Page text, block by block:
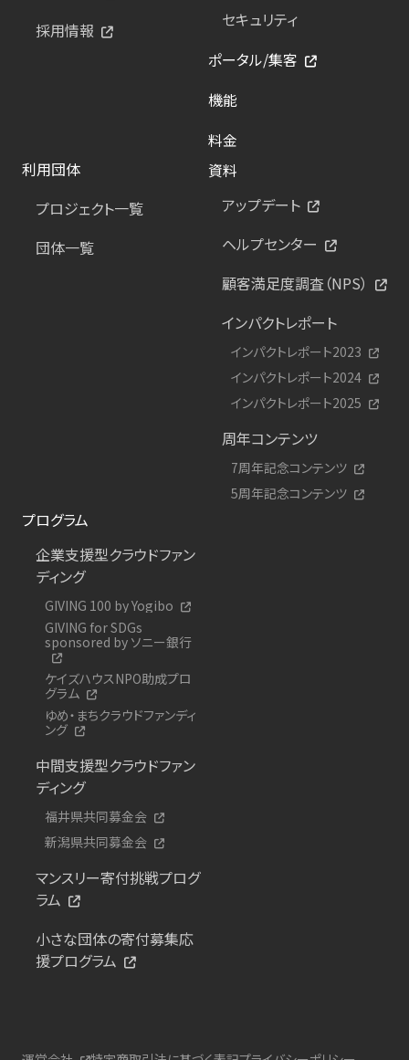
採用情報
セキュリティ
ポータル/集客
機能
料金
利用団体
プロジェクト一覧
団体一覧
資料
アップデート
ヘルプセンター
顧客満足度調査（NPS）
インパクトレポート
インパクトレポート2023
インパクトレポート2024
インパクトレポート2025
周年コンテンツ
7周年記念コンテンツ
5周年記念コンテンツ
プログラム
企業支援型クラウドファン
ディング
GIVING 100 by Yogibo
GIVING for SDGs
sponsored by ソニー銀行
ケイズハウスNPO助成プロ
グラム
ゆめ・まちクラウドファンディ
ング
中間支援型クラウドファン
ディング
福井県共同募金会
新潟県共同募金会
マンスリー寄付挑戦プログ
ラム
小さな団体の寄付募集応
援プログラム